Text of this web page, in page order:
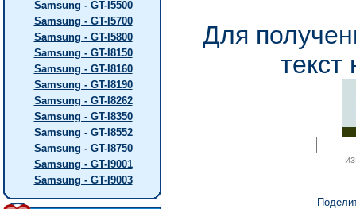
Samsung - GT-I5500
Samsung - GT-I5700
Samsung - GT-I5800
Samsung - GT-I8150
Samsung - GT-I8160
Samsung - GT-I8190
Samsung - GT-I8262
Samsung - GT-I8350
Samsung - GT-I8552
Samsung - GT-I8750
Samsung - GT-I9001
Samsung - GT-I9003
Для
текст